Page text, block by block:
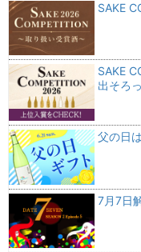
SAKE
SAKE
出そろ
父の日
7月7日